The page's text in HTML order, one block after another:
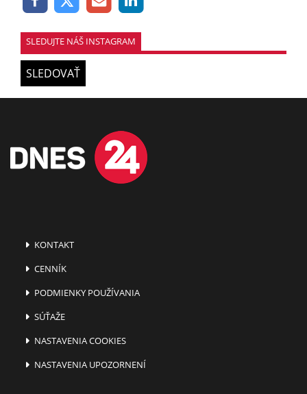
SLEDUJTE NÁŠ INSTAGRAM
SLEDOVAŤ
KONTAKT
CENNÍK
PODMIENKY POUŽÍVANIA
SÚŤAŽE
NASTAVENIA COOKIES
NASTAVENIA UPOZORNENÍ